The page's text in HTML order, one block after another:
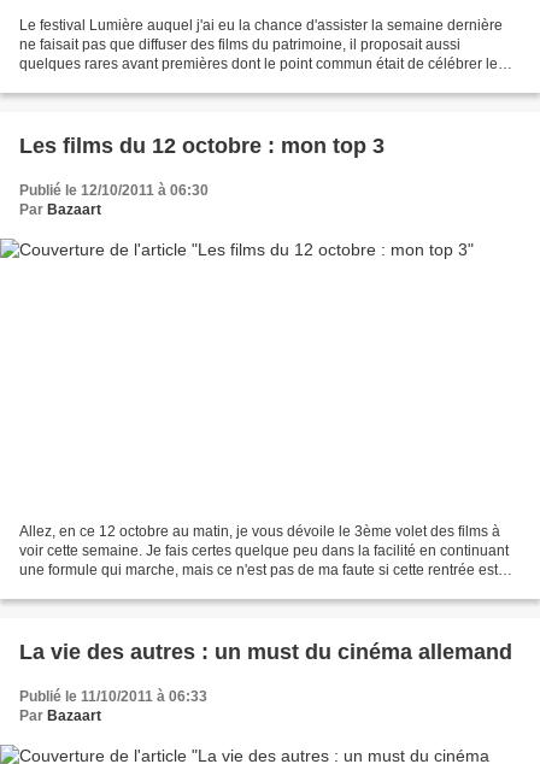
Le festival Lumière auquel j'ai eu la chance d'assister la semaine dernière
ne faisait pas que diffuser des films du patrimoine, il proposait aussi
quelques rares avant premières dont le point commun était de célébrer le
Les films du 12 octobre : mon top 3
Publié le 12/10/2011 à 06:30
Par Bazaart
Allez, en ce 12 octobre au matin, je vous dévoile le 3ème volet des films à
voir cette semaine. Je fais certes quelque peu dans la facilité en continuant
une formule qui marche, mais ce n'est pas de ma faute si cette rentrée est
La vie des autres : un must du cinéma allemand
Publié le 11/10/2011 à 06:33
Par Bazaart